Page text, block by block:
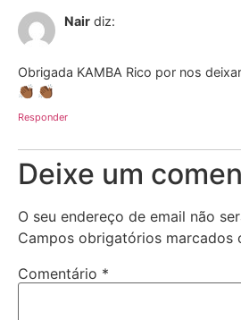
Nair diz:
Obrigada KAMBA Rico por nos
👏🏾 👏🏾
Responder
Deixe um
O seu endereço de email não
Campos obrigatórios marcados
Comentário *